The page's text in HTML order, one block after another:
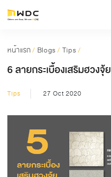
หน้าแรก/ Blogs / Tips /
6 ลายกระเบื้องเสริมฮวงจุ้ย
Tips 27 Oct 2020